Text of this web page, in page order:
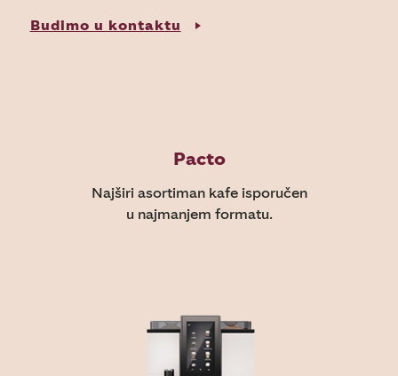
Budimo u kontaktu
Pacto
Najširi asortiman kafe isporučen
u najmanjem formatu.